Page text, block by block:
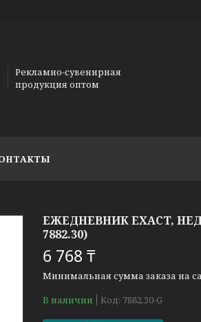
Рекламно-сувенирная
продукция оптом
ЕЖЕДНЕВНИК EXACT,
7882.30)
6 768 ₸
Минимальная сумма заказа на
В наличии
Код: 7882.30-G